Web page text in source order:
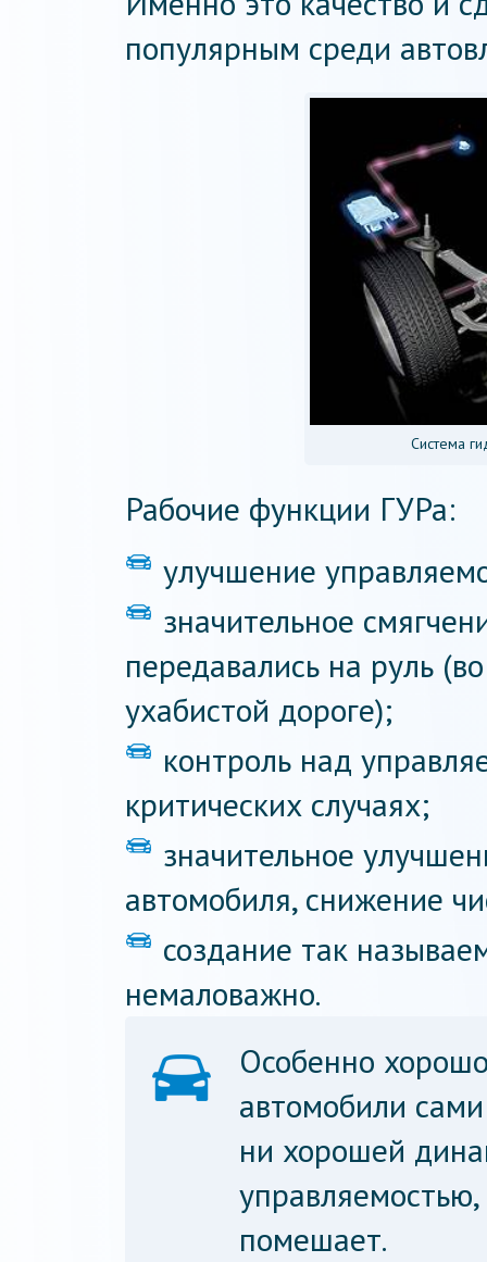
популярным среди
Система
Рабочие функции ГУРа:
улучшение
значительное
передавались на руль
ухабистой дороге);
контроль над
критических случаях;
значительное
автомобиля, снижение
создание так
немаловажно.
Особенно
автомобили
ни хорошей
помешает.